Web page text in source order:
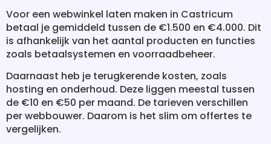
Voor een webwinkel laten maken in Castricum
betaal je gemiddeld tussen de €1.500 en €4.000. Dit
is afhankelijk van het aantal producten en functies
zoals betaalsystemen en voorraadbeheer.
Daarnaast heb je terugkerende kosten, zoals
hosting en onderhoud. Deze liggen meestal tussen
de €10 en €50 per maand. De tarieven verschillen
per webbouwer. Daarom is het slim om offertes te
vergelijken.